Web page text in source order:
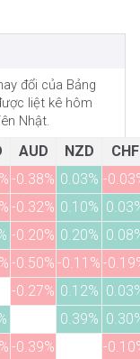
đổi của Bảng
liệt kê hôm
Nhật.
AUD NZD
CHF
-0.38% 0.03% -
-0.32% 0.10%
-0.20% 0.20%
-0.50% -0.11% -
-0.27% 0.12%
0.39%
-0.39%
-